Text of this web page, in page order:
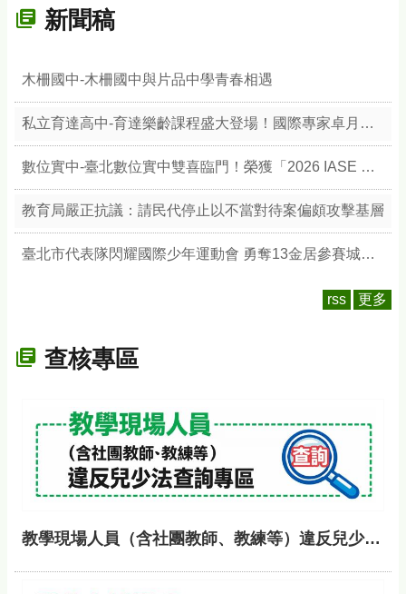
新聞稿
木柵國中-木柵國中與片品中學青春相遇
私立育達高中-育達樂齡課程盛大登場！國際專家卓月蘭帶領樂齡族體驗綠色療癒力
數位實中-臺北數位實中雙喜臨門！榮獲「2026 IASE 教育影響力獎」雙楷模，以數位治理與無圍牆校園引領教育新典範
教育局嚴正抗議：請民代停止以不當對待案偏頗攻擊基層
臺北市代表隊閃耀國際少年運動會 勇奪13金居參賽城市之冠 展現競技實力與城市榮耀
rss 更多
查核專區
教學現場人員（含社團教師、教練等）違反兒少法查詢專區